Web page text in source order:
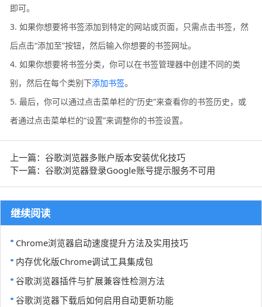
即可。
3. 如果你想要将书签添加到特定的网站或页面，只需点击书签，然
后点击“添加至”按钮，然后输入你想要的书签网址。
4. 如果你想要将书签分类，你可以在书签管理器中创建不同的类
别，然后在每个类别下添加书签。
5. 最后，你可以通过点击菜单栏的“历史”来查看你的书签历史，或
者通过点击菜单栏的“设置”来调整你的书签设置。
上一篇：谷歌浏览器多账户版本安装优化技巧
下一篇：谷歌浏览器登录Google账号提示服务不可用
继续阅读
Chrome浏览器启动速度提升方法及实用技巧
内存优化版Chrome调试工具集成包
谷歌浏览器插件与扩展兼容性检测方法
谷歌浏览器下载后如何启用自动更新功能